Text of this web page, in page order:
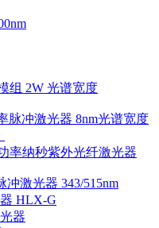
组 2W 光谱宽度
脉冲激光器 8nm光谱宽度
率纳秒紫外光纤激光器
激光器 343/515nm
HLX-G
器